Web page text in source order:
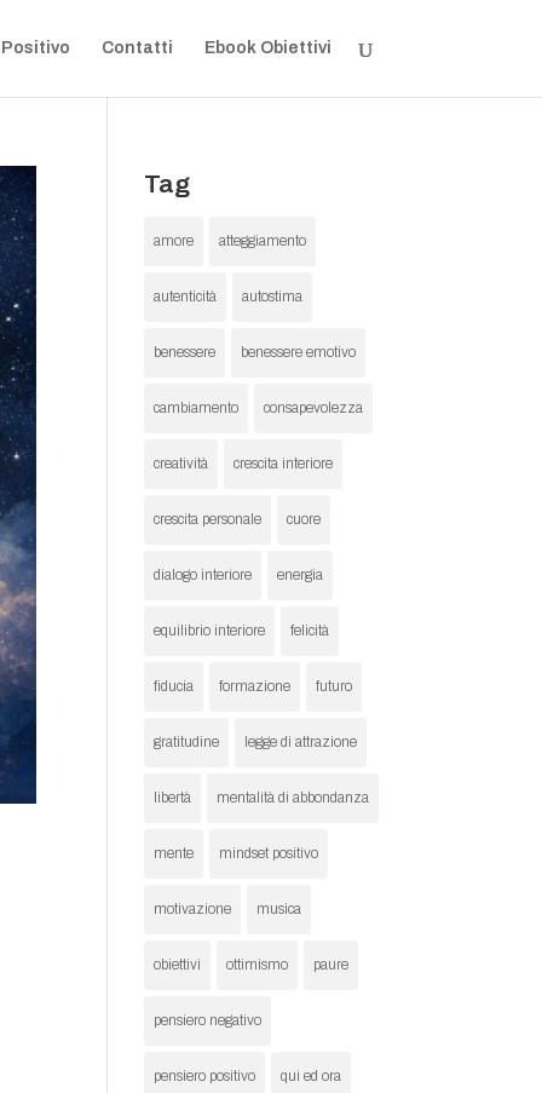
Positivo Contatti Ebook Obiettivi
Tag
amore atteggiamento
autenticità autostima
benessere benessere emotivo
cambiamento consapevolezza
creatività crescita interiore
crescita personale cuore
dialogo interiore energia
equilibrio interiore felicità
fiducia formazione futuro
gratitudine legge di attrazione
libertà mentalità di abbondanza
mente mindset positivo
motivazione musica
obiettivi ottimismo paure
pensiero negativo
pensiero positivo qui ed ora